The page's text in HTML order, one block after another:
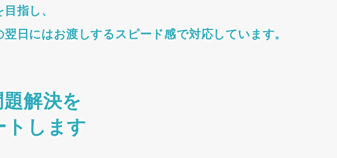
指し、
日にはお渡しするスピード感で対応しています。
解決を
トします